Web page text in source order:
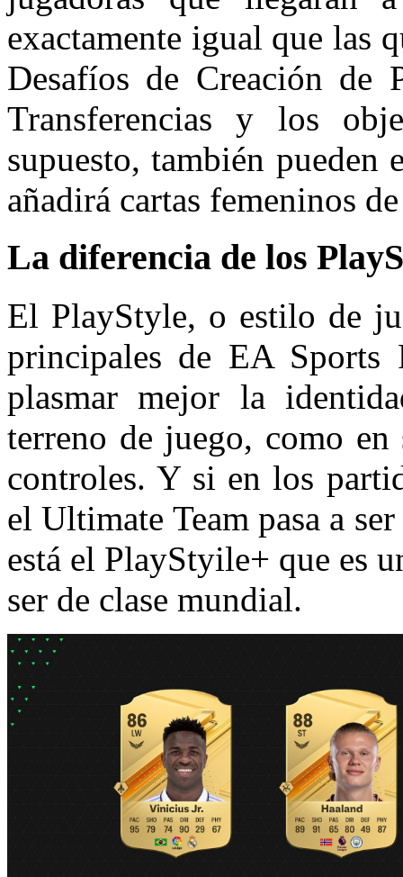
exactamente igual que las
Desafíos de Creación de
Transferencias y los
supuesto, también pueden
añadirá cartas femeninos
La diferencia de los
El PlayStyle, o estilo de
principales de EA
plasmar mejor la
terreno de juego, como
controles. Y si en los
el Ultimate Team pasa a
está el PlayStyile+ que es
ser de clase mundial.